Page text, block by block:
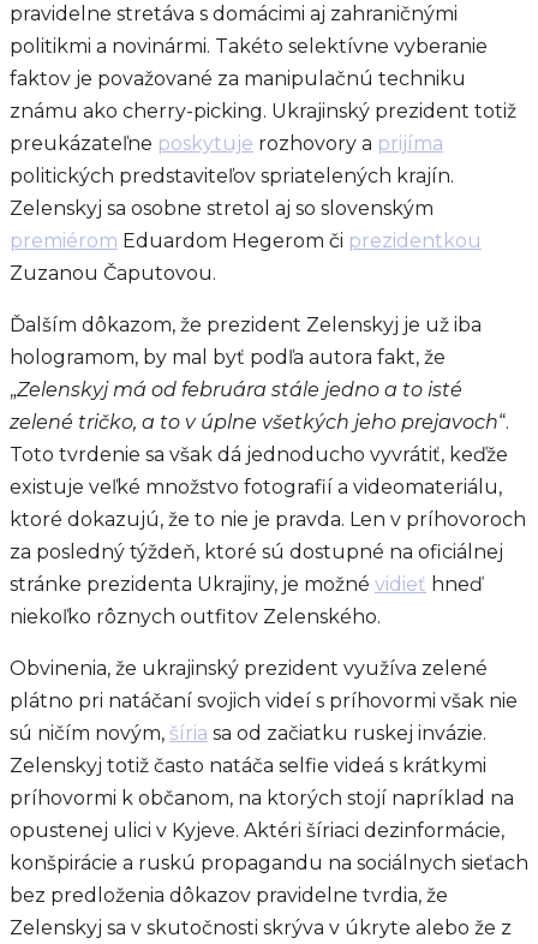
pravidelne stretáva s domácimi aj zahraničnými
politikmi a novinármi. Takéto selektívne vyberanie
faktov je považované za manipulačnú techniku
známu ako cherry-picking. Ukrajinský prezident totiž
preukázateľne poskytuje rozhovory a prijíma
politických predstaviteľov spriatelených krajín.
Zelenskyj sa osobne stretol aj so slovenským
premiérom Eduardom Hegerom či prezidentkou
Zuzanou Čaputovou.
Ďalším dôkazom, že prezident Zelenskyj je už iba
hologramom, by mal byť podľa autora fakt, že
„Zelenskyj má od februára stále jedno a to isté
zelené tričko, a to v úplne všetkých jeho prejavoch“.
Toto tvrdenie sa však dá jednoducho vyvrátiť, keďže
existuje veľké množstvo fotografií a videomateriálu,
ktoré dokazujú, že to nie je pravda. Len v príhovoroch
za posledný týždeň, ktoré sú dostupné na oficiálnej
stránke prezidenta Ukrajiny, je možné vidieť hneď
niekoľko rôznych outfitov Zelenského.
Obvinenia, že ukrajinský prezident využíva zelené
plátno pri natáčaní svojich videí s príhovormi však nie
sú ničím novým, šíria sa od začiatku ruskej invázie.
Zelenskyj totiž často natáča selfie videá s krátkymi
príhovormi k občanom, na ktorých stojí napríklad na
opustenej ulici v Kyjeve. Aktéri šíriaci dezinformácie,
konšpirácie a ruskú propagandu na sociálnych sieťach
bez predloženia dôkazov pravidelne tvrdia, že
Zelenskyj sa v skutočnosti skrýva v úkryte alebo že z